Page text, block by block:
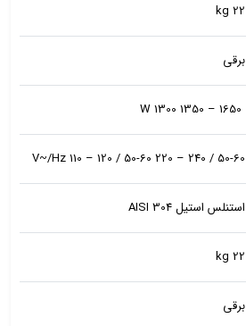
kg 22
برقی
V~/Hz 110 – 120 / 50-60 220 – 240 / 50-60
استنلس استیل AISI 304
kg 22
برقی